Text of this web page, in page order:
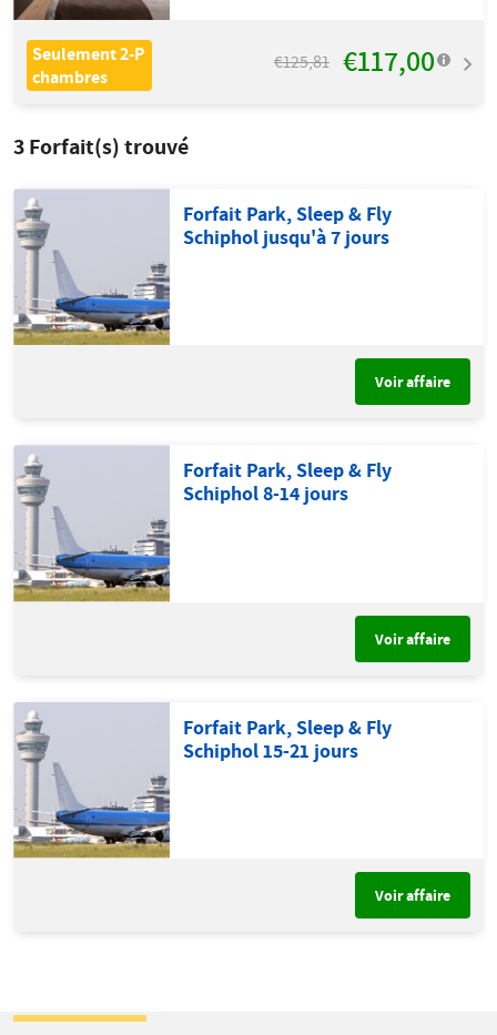
Seulement 2-P
chambres
€125,81 €117,00
3Forfait(s) trouvé
Forfait Park, Sleep & Fly
Schiphol jusqu'à 7 jours
Voir affaire
Forfait Park, Sleep & Fly
Schiphol 8-14 jours
Voir affaire
Forfait Park, Sleep & Fly
Schiphol 15-21 jours
Voir affaire